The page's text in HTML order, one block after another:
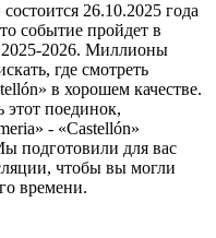
26.10.2025 года
событие пройдет в
2026. Миллионы
где смотреть
в хорошем качестве.
этот поединок,
- «Castellón»
подготовили для вас
чтобы вы могли
времени.